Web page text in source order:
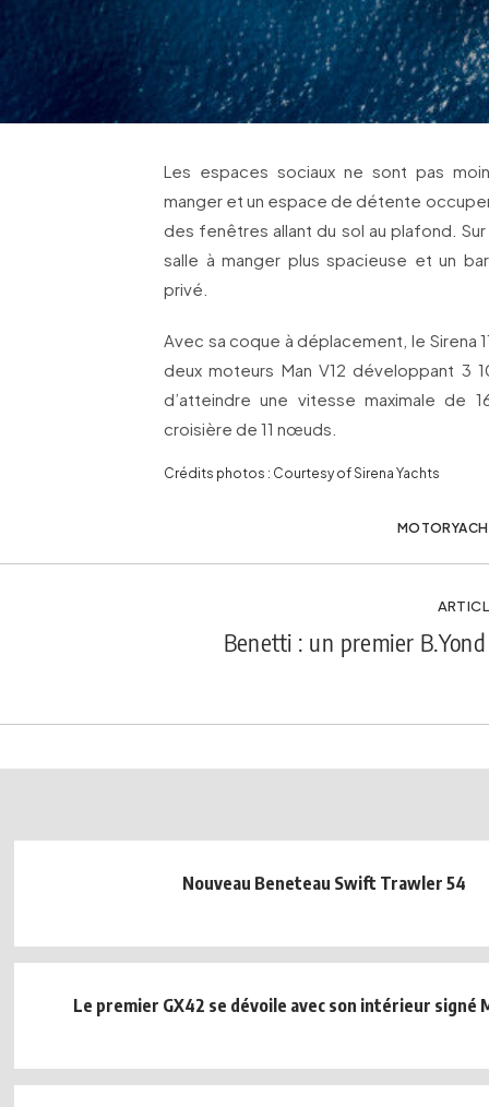
Les espaces sociaux ne sont pas
manger et un espace de détente
des fenêtres allant du sol au plafond.
salle à manger plus spacieuse et un
privé.
Avec sa coque à déplacement, le Sirena
deux moteurs Man V12 développant 3
d’atteindre une vitesse maximale de
croisière de 11 nœuds.
Crédits photos : Courtesy of Sirena Yachts
Benetti : un premier
Nouveau Beneteau Swift Trawler 54
Le premier GX42 se dévoile avec son intérieur signé